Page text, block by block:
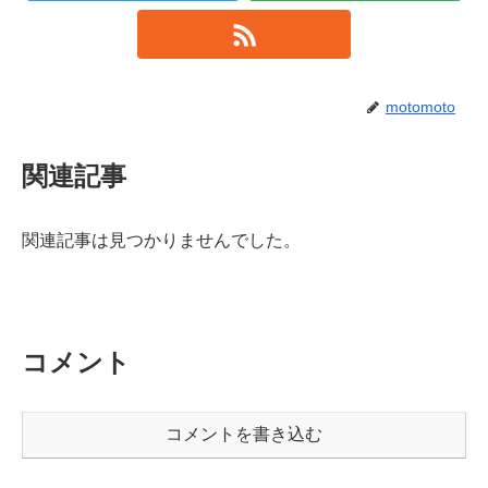
motomoto
関連記事
関連記事は見つかりませんでした。
コメント
コメントを書き込む